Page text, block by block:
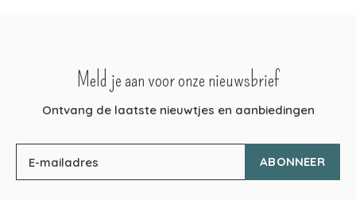
Meld je aan voor onze nieuwsbrief
Ontvang de laatste nieuwtjes en aanbiedingen
ABONNEER